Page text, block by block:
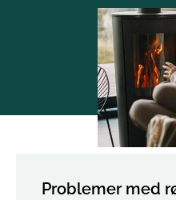
Problemer med